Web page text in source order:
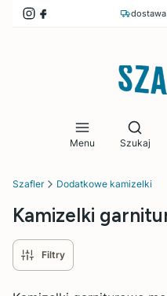
dostawa
Menu Szukaj
Szafler Dodatkowe kamizelki
Kamizelki
Filtry